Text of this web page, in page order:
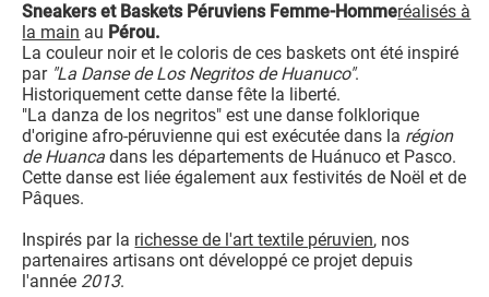
Sneakers et Baskets Péruviens Femme-Hommeréalisés à
la main au Pérou.
La couleur noir et le coloris de ces baskets ont été inspiré
par "La Danse de Los Negritos de Huanuco".
Historiquement cette danse fête la liberté.
"La danza de los negritos" est une danse folklorique
d'origine afro-péruvienne qui est exécutée dans la région
de Huanca dans les départements de Huánuco et Pasco.
Cette danse est liée également aux festivités de Noël et de
Pâques.
Inspirés par la richesse de l'art textile péruvien, nos
partenaires artisans ont développé ce projet depuis
l'année 2013.